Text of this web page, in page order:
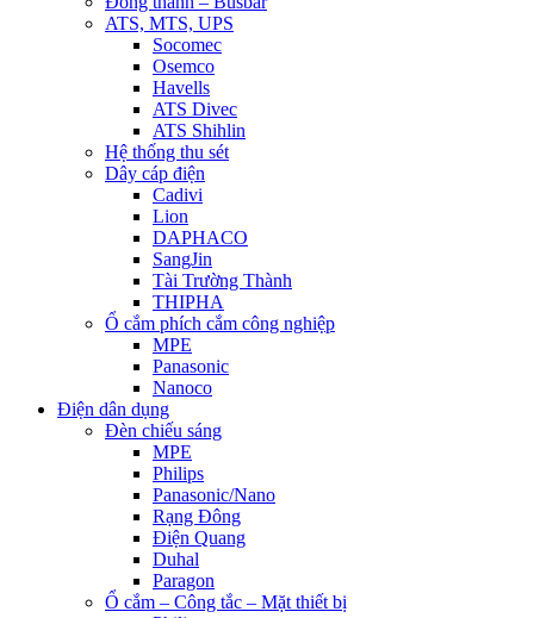
ATS, MTS, UPS
Socomec
Osemco
Havells
ATS Divec
ATS Shihlin
Hệ thống thu sét
Dây cáp điện
Cadivi
Lion
DAPHACO
SangJin
Tài Trường Thành
THIPHA
Ổ cắm phích cắm công nghiệp
MPE
Panasonic
Nanoco
Điện dân dụng
Đèn chiếu sáng
MPE
Philips
Panasonic/Nano
Rạng Đông
Điện Quang
Duhal
Paragon
Ổ cắm – Công tắc – Mặt thiết bị